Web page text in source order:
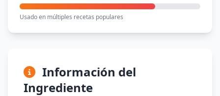
Usado en múltiples recetas populares
Información del
Ingrediente